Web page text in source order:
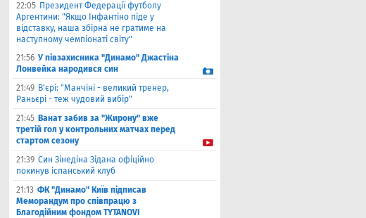
22:05 Президент Федерації футболу
Аргентини: "Якщо Інфантіно піде у
відставку, наша збірна не гратиме на
наступному чемпіонаті світу"
21:56 У півзахисника "Динамо" Джастіна
Лонвейка народився син
21:49 В'єрі: "Манчіні - великий тренер,
Раньєрі - теж чудовий вибір"
21:45 Ванат забив за "Жирону" вже
третій гол у контрольних матчах перед
стартом сезону
21:39 Син Зінедіна Зідана офіційно
покинув іспанський клуб
21:13 ФК "Динамо" Київ підписав
Меморандум про співпрацю з
Благодійним фондом TYTANOVI